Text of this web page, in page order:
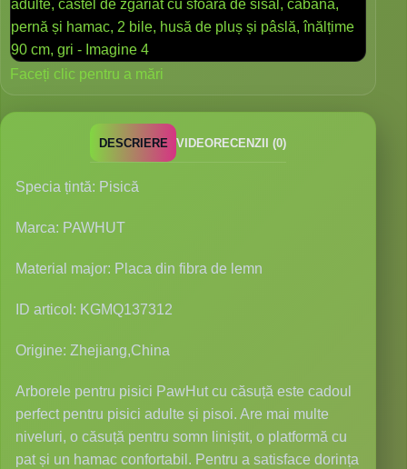
Faceți clic pentru a mări
DESCRIERE VIDEORECENZII (0)
Specia țintă: Pisică
Marca: PAWHUT
Material major: Placa din fibra de lemn
ID articol: KGMQ137312
Origine: Zhejiang,China
Arborele pentru pisici PawHut cu căsuță este cadoul
perfect pentru pisici adulte și pisoi. Are mai multe
niveluri, o căsuță pentru somn liniștit, o platformă cu
pat și un hamac confortabil. Pentru a satisface dorința